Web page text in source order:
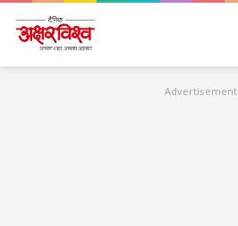
Advertisement